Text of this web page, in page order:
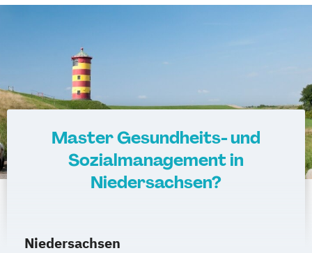
Master Gesundheits- und
Sozialmanagement in
Niedersachsen?
Niedersachsen